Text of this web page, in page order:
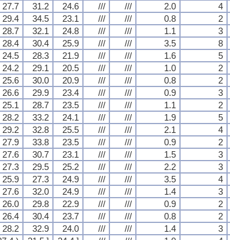
27.7 31.2 24.6 /// /// 2.0 4
29.4 34.5 23.1 /// /// 0.8 2
28.7 32.1 24.8 /// /// 1.1 3
28.4 30.4 25.9 /// /// 3.5 8
24.5 28.3 21.9 /// /// 1.6 5
24.2 29.1 20.5 /// /// 1.0 2
25.6 30.0 20.9 /// /// 0.8 2
26.6 29.9 23.4 /// /// 0.9 3
25.1 28.7 23.5 /// /// 1.1 2
28.2 33.2 24.1 /// /// 1.9 5
29.2 32.8 25.5 /// /// 2.1 4
27.9 33.8 23.5 /// /// 0.9 2
27.6 30.7 23.1 /// /// 1.5 3
27.3 29.5 25.2 /// /// 2.2 3
25.9 27.3 24.9 /// /// 3.5 4
27.6 32.0 24.9 /// /// 1.4 3
26.0 29.8 22.9 /// /// 0.9 2
26.4 30.4 23.7 /// /// 0.8 2
28.2 32.9 24.0 /// /// 1.4 3